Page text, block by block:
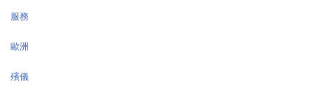
服務
歐洲
殯儀